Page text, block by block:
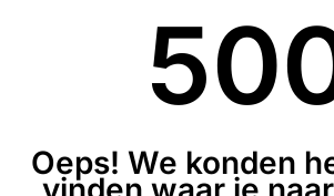
Oeps! We konden